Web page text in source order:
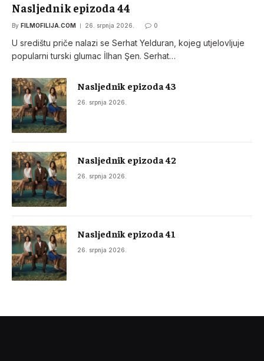
Nasljednik epizoda 44
By FILMOFILIJA.COM 26. srpnja 2026. 0
U središtu priče nalazi se Serhat Yelduran, kojeg utjelovljuje
popularni turski glumac İlhan Şen. Serhat…
Nasljednik epizoda 43
26. srpnja 2026.
Nasljednik epizoda 42
26. srpnja 2026.
Nasljednik epizoda 41
26. srpnja 2026.